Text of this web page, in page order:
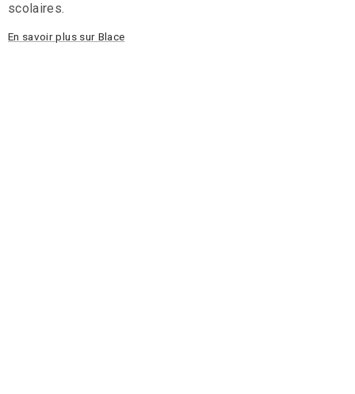
scolaires.
En savoir plus sur Blace